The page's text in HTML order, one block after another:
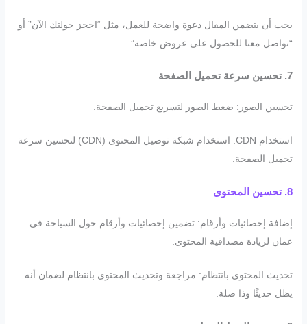
يجب أن يتضمن المقال دعوة واضحة للعمل، مثل “احجز جولتك الآن” أو
“تواصل معنا للحصول على عروض خاصة”.
7. تحسين سرعة تحميل الصفحة
تحسين الصور: ضغط الصور لتسريع تحميل الصفحة.
استخدام CDN: استخدام شبكة توصيل المحتوى (CDN) لتحسين سرعة
تحميل الصفحة.
8. تحسين المحتوى
إضافة إحصائيات وأرقام: تضمين إحصائيات وأرقام حول السياحة في
عمان لزيادة مصداقية المحتوى.
تحديث المحتوى بانتظام: مراجعة وتحديث المحتوى بانتظام لضمان أنه
يظل حديثًا وذا صلة.